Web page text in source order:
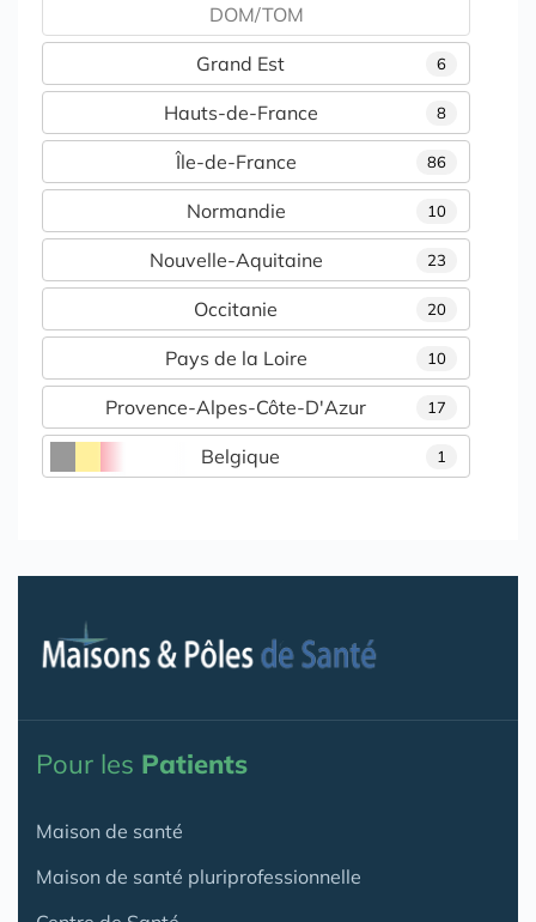
DOM/TOM
6
Grand Est
8
Hauts-de-France
86
Île-de-France
10
Normandie
23
Nouvelle-Aquitaine
20
Occitanie
10
Pays de la Loire
17
Provence-Alpes-Côte-D'Azur
Belgique 1
Pour les Patients
Maison de santé
Maison de santé pluriprofessionnelle